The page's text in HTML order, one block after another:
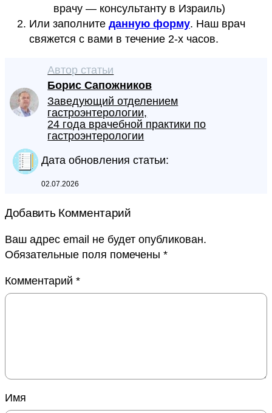
врачу — консультанту в Израиль)
Или заполните данную форму. Наш врач
свяжется с вами в течение 2-х часов.
Автор статьи
Борис Сапожников
Заведующий отделением
гастроэнтерологии,
24 года врачебной практики по
гастроэнтерологии
Дата обновления статьи:
02.07.2026
Добавить Комментарий
Ваш адрес email не будет опубликован.
Обязательные поля помечены *
Комментарий *
Имя